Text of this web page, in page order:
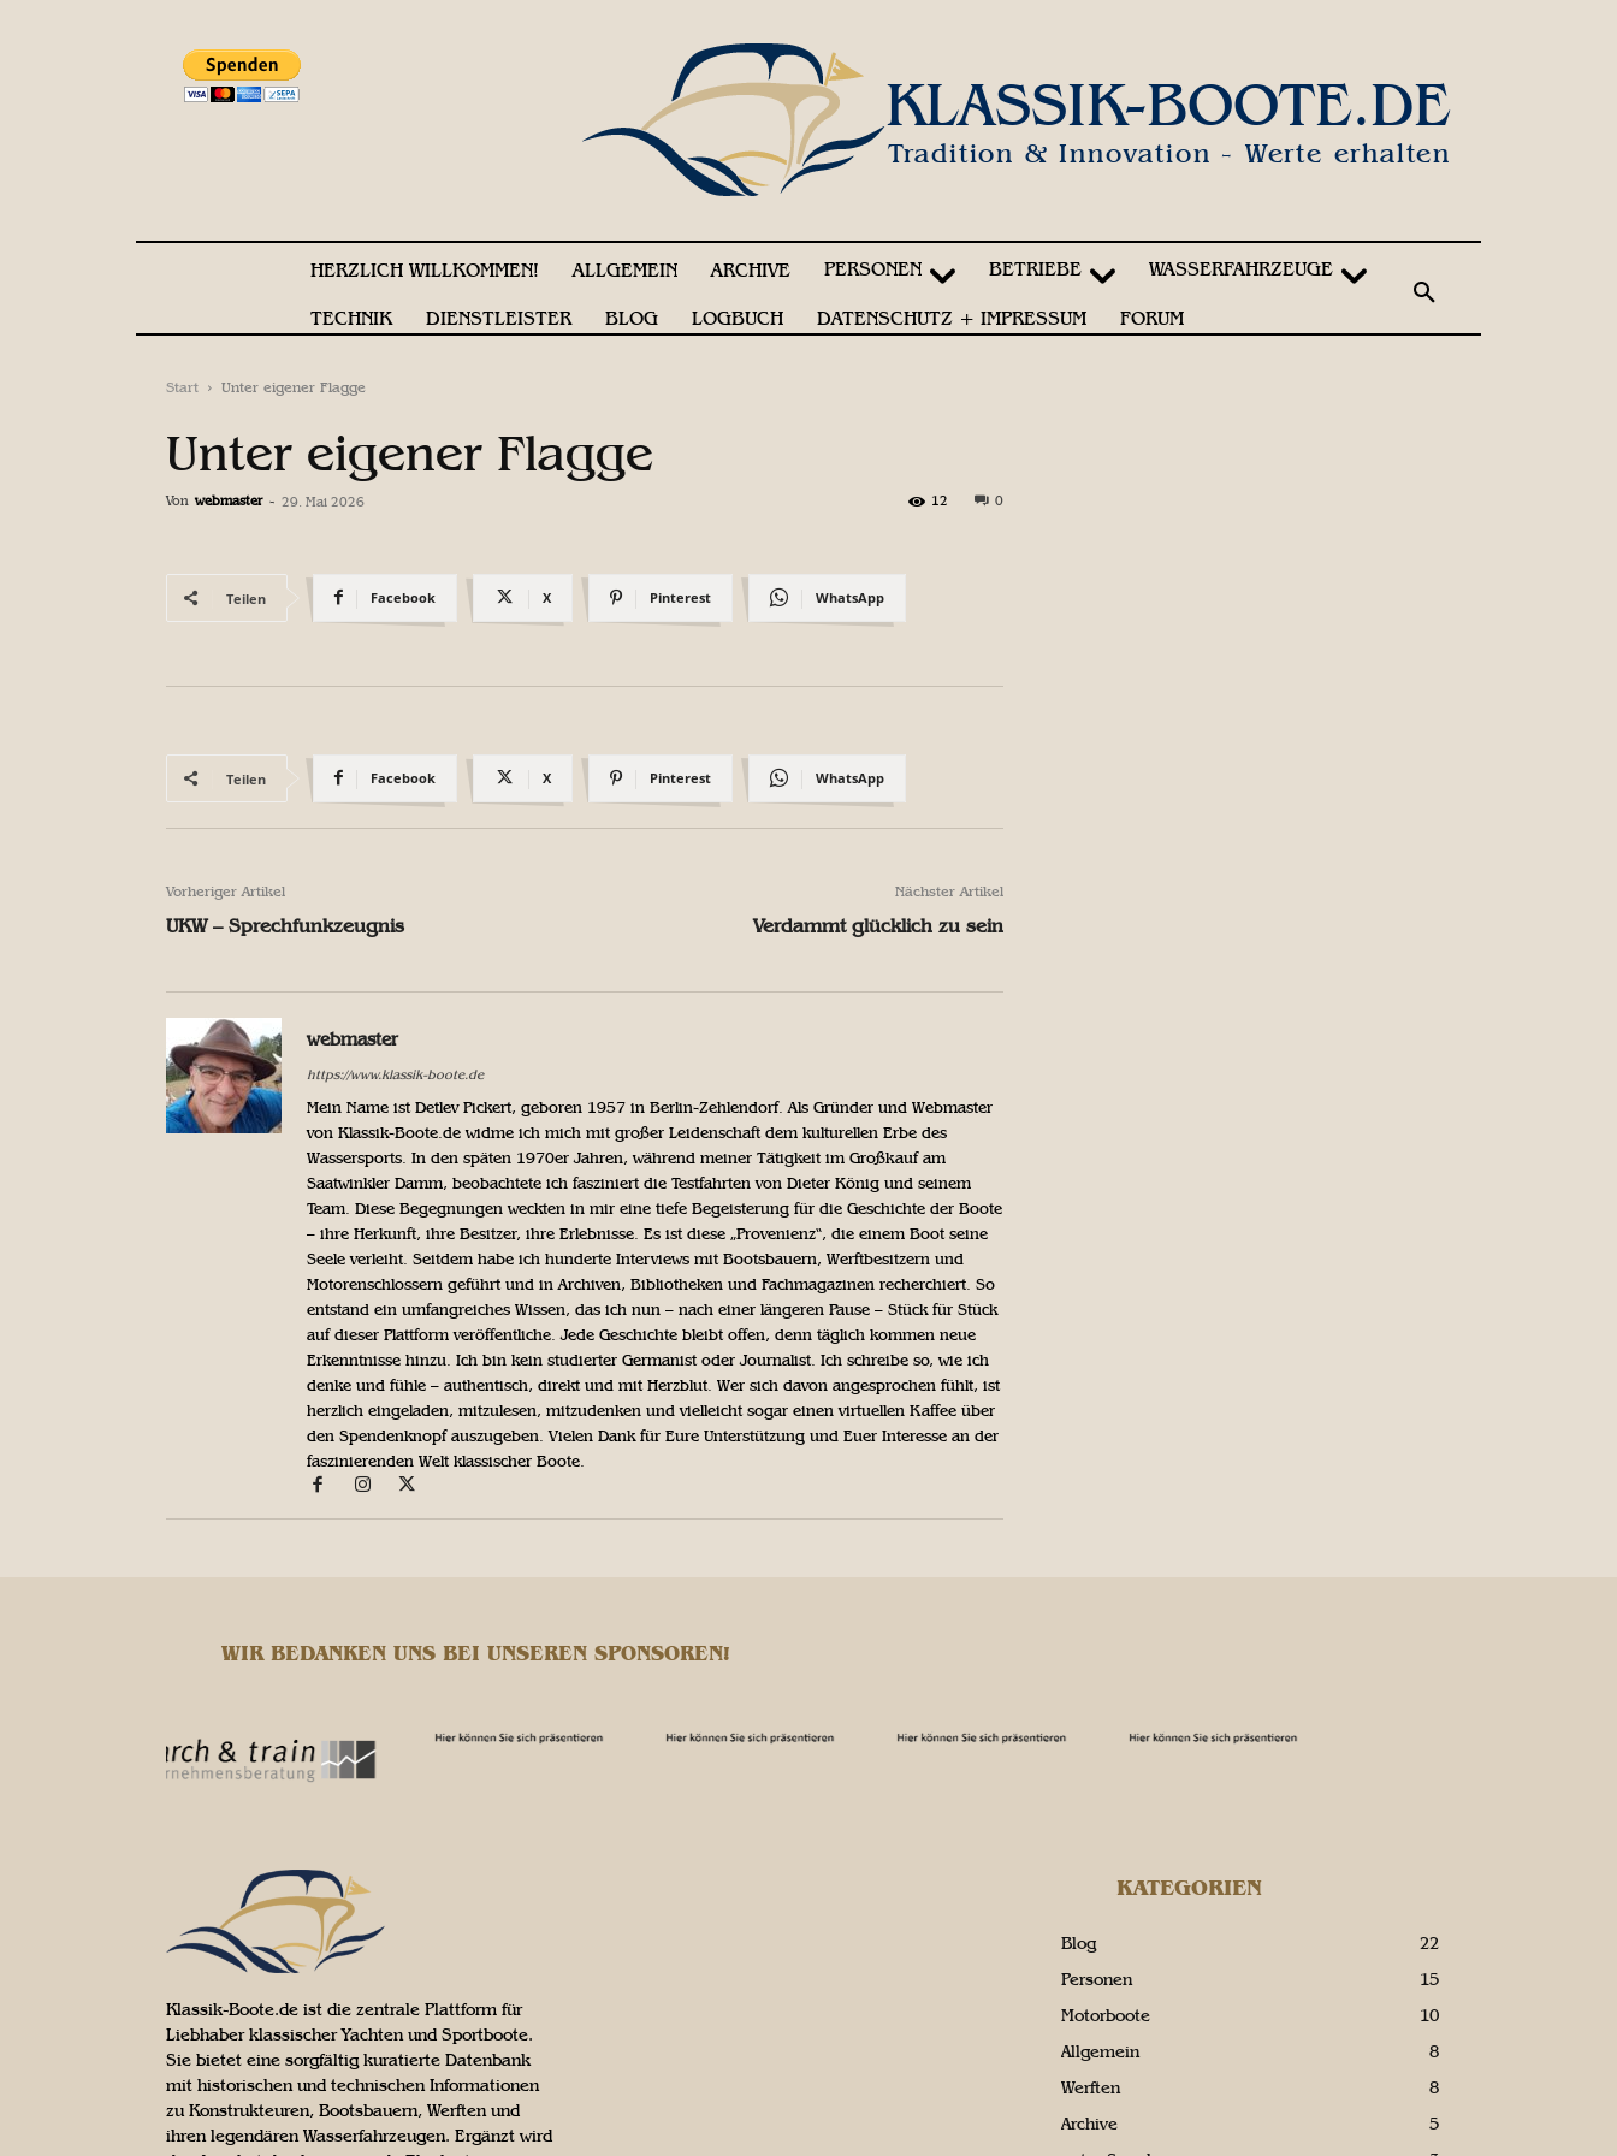
KLASSIK-BOOTE.DE
Tradition & Innovation - Werte erhalten
HERZLICH WILLKOMMEN! ALLGEMEIN ARCHIVE PERSONEN BETRIEBE WASSERFAHRZEUGE
TECHNIK DIENSTLEISTER BLOG LOGBUCH DATENSCHUTZ + IMPRESSUM FORUM
Start Unter eigener Flagge
Unter eigener Flagge
Von webmaster - 29. Mai 2026 0
12
Teilen Facebook X Pinterest WhatsApp
Teilen Facebook X Pinterest WhatsApp
Vorheriger Artikel
UKW – Sprechfunkzeugnis
Nächster Artikel
Verdammt glücklich zu sein
webmaster
https://www.klassik-boote.de
Mein Name ist Detlev Pickert, geboren 1957 in Berlin-Zehlendorf. Als Gründer und Webmaster
von Klassik-Boote.de widme ich mich mit großer Leidenschaft dem kulturellen Erbe des
Wassersports. In den späten 1970er Jahren, während meiner Tätigkeit im Großkauf am
Saatwinkler Damm, beobachtete ich fasziniert die Testfahrten von Dieter König und seinem
Team. Diese Begegnungen weckten in mir eine tiefe Begeisterung für die Geschichte der Boote
– ihre Herkunft, ihre Besitzer, ihre Erlebnisse. Es ist diese „Provenienz“, die einem Boot seine
Seele verleiht. Seitdem habe ich hunderte Interviews mit Bootsbauern, Werftbesitzern und
Motorenschlossern geführt und in Archiven, Bibliotheken und Fachmagazinen recherchiert. So
entstand ein umfangreiches Wissen, das ich nun – nach einer längeren Pause – Stück für Stück
auf dieser Plattform veröffentliche. Jede Geschichte bleibt offen, denn täglich kommen neue
Erkenntnisse hinzu. Ich bin kein studierter Germanist oder Journalist. Ich schreibe so, wie ich
denke und fühle – authentisch, direkt und mit Herzblut. Wer sich davon angesprochen fühlt, ist
herzlich eingeladen, mitzulesen, mitzudenken und vielleicht sogar einen virtuellen Kaffee über
den Spendenknopf auszugeben. Vielen Dank für Eure Unterstützung und Euer Interesse an der
faszinierenden Welt klassischer Boote.
WIR BEDANKEN UNS BEI UNSEREN SPONSOREN!
Klassik-Boote.de ist die zentrale Plattform für
Liebhaber klassischer Yachten und Sportboote.
Sie bietet eine sorgfältig kuratierte Datenbank
mit historischen und technischen Informationen
zu Konstrukteuren, Bootsbauern, Werften und
ihren legendären Wasserfahrzeugen. Ergänzt wird
KATEGORIEN
Blog
22
Personen
15
Motorboote
10
Allgemein
8
Werften
8
Archive
5